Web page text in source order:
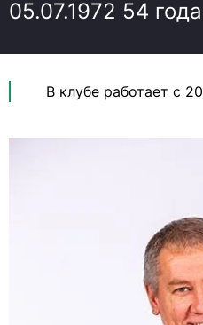
05.07.1972 54 года
В клубе работает с